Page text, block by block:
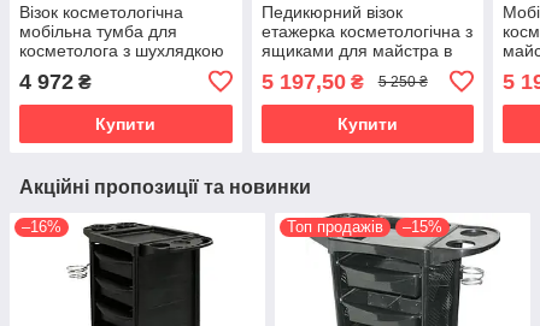
Візок косметологічна
мобільна тумба для
косметолога з шухлядкою
4 972 ₴
Купити
Педикюрний візок
етажерка косметологічна з
ящиками для майстра в
5 197,50₴ 5 250 ₴
Купити
5
Акційні пропозиції та новинки
–16% Топ продажів –15%